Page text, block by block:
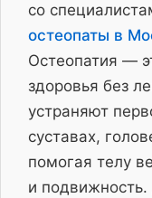
со
остеопаты в
Остеопатия —
здоровья без
устраняют
суставах,
помогая телу
и